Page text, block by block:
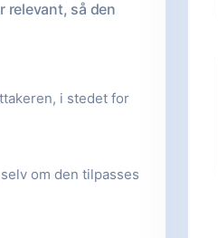
relevant, så den
i stedet for
om den tilpasses